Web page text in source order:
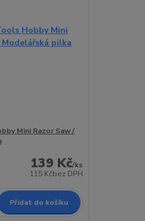
Mini Razor Saw /
139 Kč/ks
115 Kčbez DPH
Přidat do košíku